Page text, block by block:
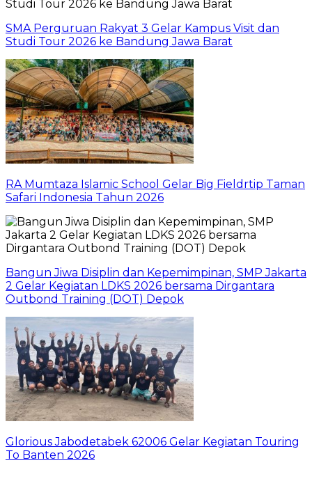
SMA Perguruan Rakyat 3 Gelar Kampus Visit dan
Studi Tour 2026 ke Bandung Jawa Barat
RA Mumtaza Islamic School Gelar Big Fieldrtip Taman
Safari Indonesia Tahun 2026
Bangun Jiwa Disiplin dan Kepemimpinan, SMP Jakarta
2 Gelar Kegiatan LDKS 2026 bersama Dirgantara
Outbond Training (DOT) Depok
Glorious Jabodetabek 62006 Gelar Kegiatan Touring
To Banten 2026